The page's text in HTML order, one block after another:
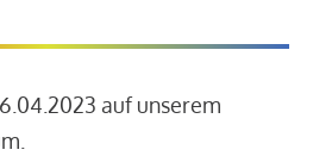
auf unserem